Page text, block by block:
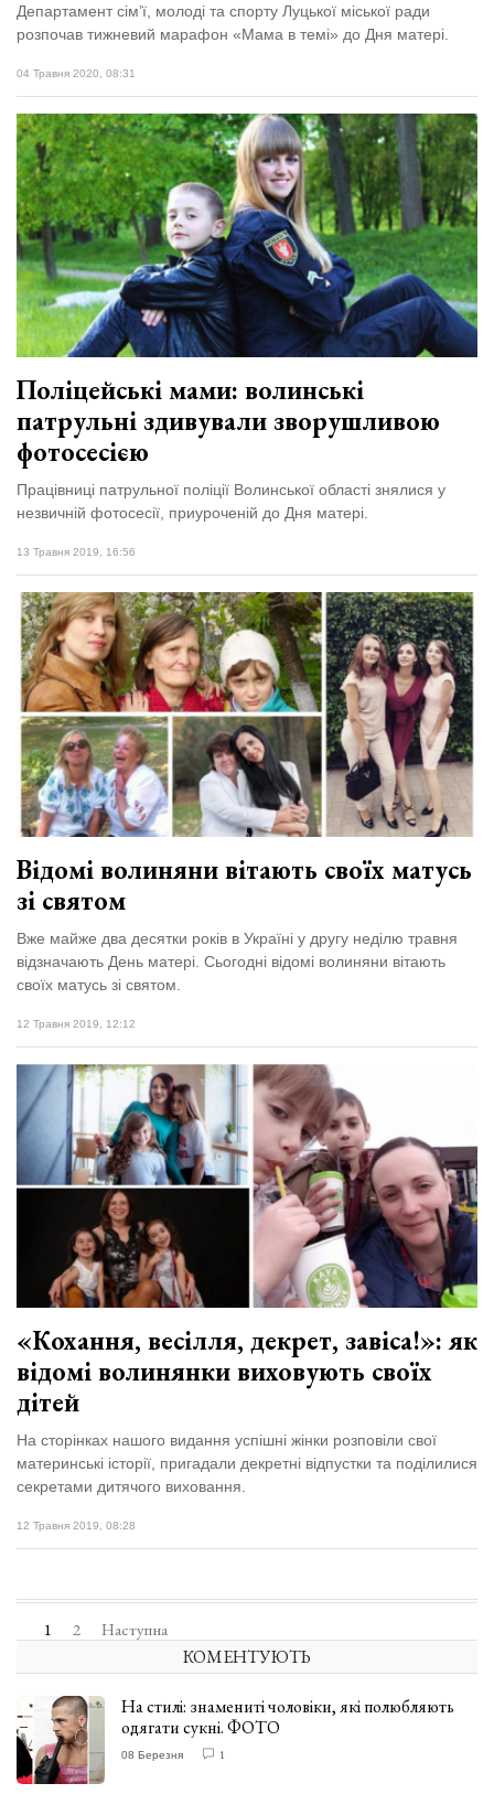
Департамент сім’ї, молоді та спорту Луцької міської ради
розпочав тижневий марафон «Мама в темі» до Дня матері.
04 Травня 2020, 08:31
Поліцейські мами: волинські
патрульні здивували зворушливою
фотосесією
Працівниці патрульної поліції Волинської області знялися у
незвичній фотосесії, приуроченій до Дня матері.
13 Травня 2019, 16:56
Відомі волиняни вітають своїх матусь
зі святом
Вже майже два десятки років в Україні у другу неділю травня
відзначають День матері. Сьогодні відомі волиняни вітають
своїх матусь зі святом.
12 Травня 2019, 12:12
«Кохання, весілля, декрет, завіса!»: як
відомі волинянки виховують своїх
дітей
На сторінках нашого видання успішні жінки розповіли свої
материнські історії, пригадали декретні відпустки та поділилися
секретами дитячого виховання.
12 Травня 2019, 08:28
1 2 Наступна
КОМЕНТУЮТЬ
На стилі: знамениті чоловіки, які полюбляють
одягати сукні. ФОТО
08 Березня 1